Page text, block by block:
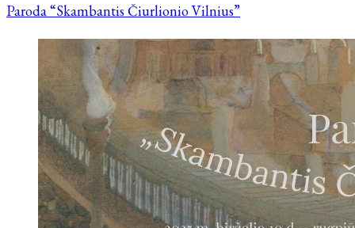
Paroda “Skambantis Čiurlionio Vilnius”